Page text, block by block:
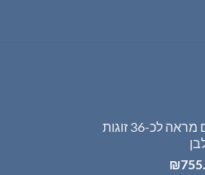
ארון נעליים עם מראה לכ-36 זוגות
₪המחיר